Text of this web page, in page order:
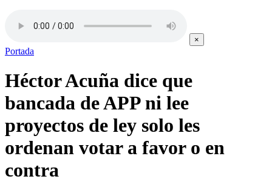
×
Portada
Héctor Acuña dice que
bancada de APP ni lee
proyectos de ley solo les
ordenan votar a favor o en
contra